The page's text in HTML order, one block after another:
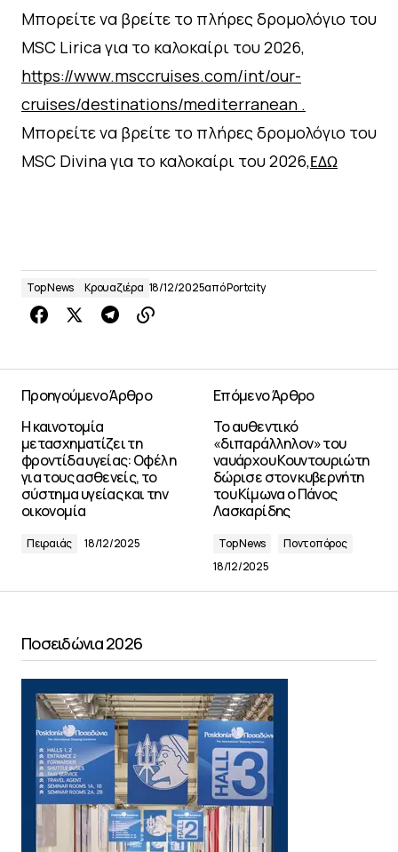
Μπορείτε να βρείτε το πλήρες δρομολόγιο του
MSC Lirica για το καλοκαίρι του 2026,
https://www.msccruises.com/int/our-
cruises/destinations/mediterranean .
Μπορείτε να βρείτε το πλήρες δρομολόγιο του
MSC Divina για το καλοκαίρι του 2026,ΕΔΩ
Top News Κρουαζιέρα 18/12/2025απόPortcity
Προηγούμενο Άρθρο
Η καινοτομία
μετασχηματίζει τη
φροντίδα υγείας: Οφέλη
για τους ασθενείς, το
σύστημα υγείας και την
οικονομία
Πειραιάς 18/12/2025
Επόμενο Άρθρο
Το αυθεντικό
«διπαράλληλον» του
ναυάρχου Κουντουριώτη
δώρισε στον κυβερνήτη
του Κίμωνα ο Πάνος
Λασκαρίδης
Top News
Ποντοπόρος
18/12/2025
Ποσειδώνια 2026